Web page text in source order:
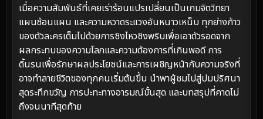
เมื่อความสัมพันธ์ที่เคยเร่าร้อนแปรเปลี่ยนเป็นเกมจิตวิทยา
แผนซ้อนแผน และความหวาดระแวงอันหนาวเหน็บ ทุกย่างก้าว
ของตัวละครเต็มไปด้วยการชิงไหวชิงพริบเพื่อเอาตัวรอดจาก
ผลกระทบของความโลภและความต้องการที่เกินพอดี การ
ดิ้นรนเพื่อรักษาผลประโยชน์และการเผชิญหน้ากับความจริงที่
อาจทำลายชีวิตของทุกคนเริ่มต้นขึ้น นำพาผู้ชมไปสู่ปมปริศนา
สุดระทึกขวัญ การปะทะทางอารมณ์ขั้นสุด และบทสรุปที่คาดไม่
ถึงจนนาทีสุดท้าย